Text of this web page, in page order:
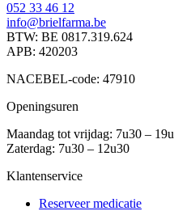
052 33 46 12
info@brielfarma.be
BTW: BE 0817.319.624
APB: 420203
NACEBEL-code: 47910
Openingsuren
Maandag tot vrijdag: 7u30 – 19u
Zaterdag: 7u30 – 12u30
Klantenservice
Reserveer medicatie